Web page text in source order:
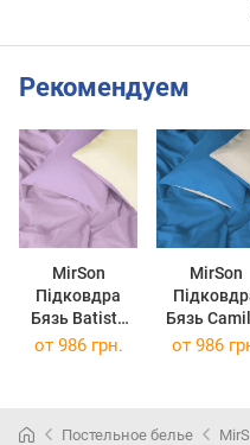
Рекомендуем
MirSon
Підковдра
Бязь Batista
175 x 210 см
MirSon
Бязь
175 x 210
от 986 грн. от 986
Постельное белье